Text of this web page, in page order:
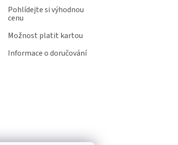
Pohlídejte si výhodnou
cenu
Možnost platit kartou
Informace o doručování